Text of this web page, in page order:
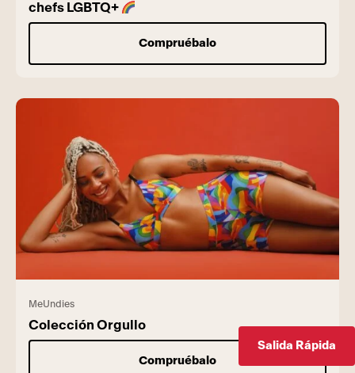
chefs LGBTQ+
Compruébalo
MeUndies
Colección Orgullo
Compruébalo
Salida Rápida